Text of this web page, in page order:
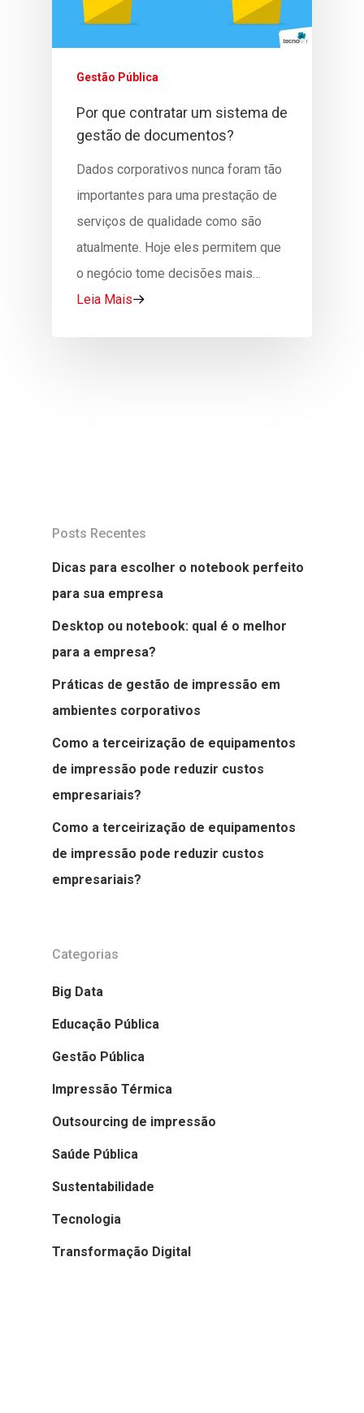
Gestão Pública
Por que contratar um sistema de
gestão de documentos?
Dados corporativos nunca foram tão
importantes para uma prestação de
serviços de qualidade como são
atualmente. Hoje eles permitem que
o negócio tome decisões mais…
Leia Mais
Posts Recentes
Dicas para escolher o notebook perfeito
para sua empresa
Desktop ou notebook: qual é o melhor
para a empresa?
Práticas de gestão de impressão em
ambientes corporativos
Como a terceirização de equipamentos
de impressão pode reduzir custos
empresariais?
Como a terceirização de equipamentos
de impressão pode reduzir custos
empresariais?
Categorias
Big Data
Educação Pública
Gestão Pública
Impressão Térmica
Outsourcing de impressão
Saúde Pública
Sustentabilidade
Tecnologia
Transformação Digital
Gráficas
EDUCAÇÃO
Secretaria
Digital
Pulseiras
Etiquetas De
Gestão Documental
Contato
Sou Cliente
Onde Estamos